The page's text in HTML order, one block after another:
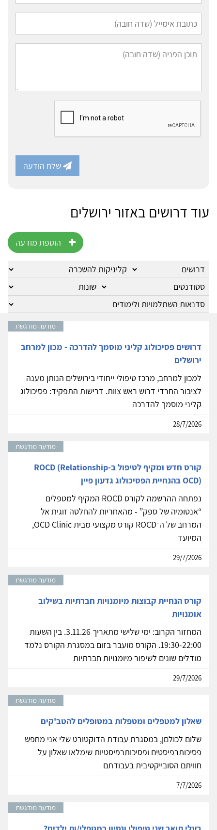
שלח הודעה
עוד דרושים באזור ירושלים
הוספת מודעה
מודעה מודגשת
דרושים פסיכולוג קליני מוסמך להדרכה - מכון למרחב
ירושלים
למכון למרחב, מרכז טיפולי ייחודי בירושלים הנותן מענה
לציבור החרדי דרוש ראש צוות. דרישות התפקיד: פסיכולוג
קליני מוסמך להדרכה
28/7/2026
מודעה מודגשת
קורס חדש ומקיף לטיפול ב-ROCD (Relationship
OCD) בהנחיית הפסיכולוג גדעון פיין
נפתחה ההרשמה לקורס ROCD המקיף למטפלים
“אנטומיה של ספק” - מהאחריות להחלטה זוגית אל
המרחב של ה־ROCD קורס מקצועי מבית OCD Clinic,
המיועד
29/7/2026
מודעה מודגשת
קורס הנחיית קבוצות מיומנויות חברתיות בשילוב
אומנויות
המחזור הקרוב: ימי שלישי מתאריך 3.11.26. בין השעות
19:30-22:00. הקורס מועבר בזום במסגרת הקורס נלמד
מודלים שונים לשיפור מיומנויות חברתיות
29/7/2026
מודעה מודגשת
שאלון למטפלים ומטפלות במטופלים להטב'קים
שלום לכולםן, במסגרת עבודת הדוקטורט שלי אני מחפש
פסיכותרפיסטים ופסיכותרפיסטיות שימלאו שאלון על
חוויתם הסובייקטיבית בעבודתם
7/7/2026
מודעה מודגשת